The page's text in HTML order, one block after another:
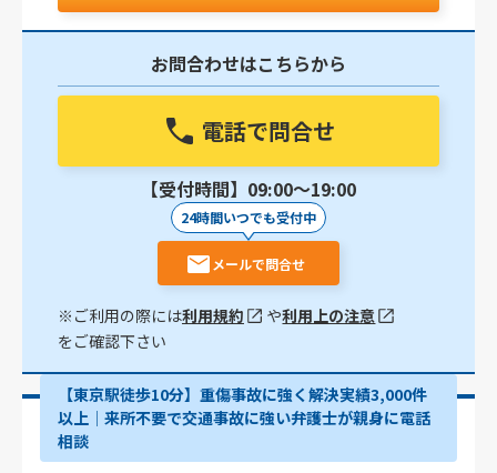
お問合わせはこちらから
電話で問合せ
【受付時間】09:00〜19:00
24時間いつでも受付中
メールで問合せ
※ご利用の際には利用規約 や利用上の注意
をご確認下さい
【東京駅徒歩10分】重傷事故に強く解決実績3,000件
以上│来所不要で交通事故に強い弁護士が親身に電話
相談